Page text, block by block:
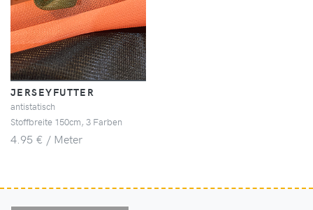
JERSEYFUTTER
antistatisch
Stoffbreite 150cm, 3 Farben
4.95 € / Meter